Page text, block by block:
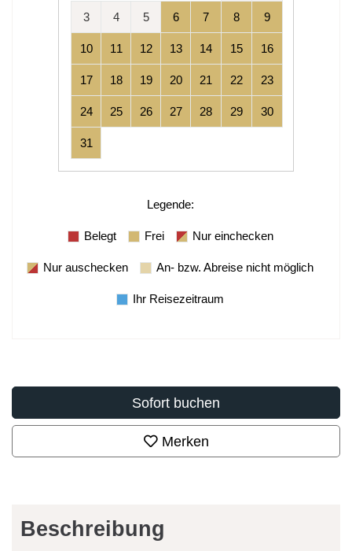
3 4 5 6 7 8 9
10 11 12 13 14 15 16
17 18 19 20 21 22 23
24 25 26 27 28 29 30
31
Legende:
Belegt Frei Nur einchecken
Nur auschecken An- bzw. Abreise nicht möglich
Ihr Reisezeitraum
Sofort buchen
Merken
Beschreibung